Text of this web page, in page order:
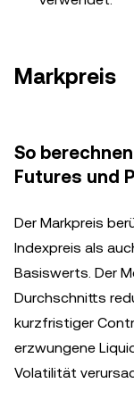
Markpreis
So
Futures und
Der Markpreis
Indexpreis als
Basiswerts. Der
Durchschnitts
kurzfristiger
erzwungene
Volatilität